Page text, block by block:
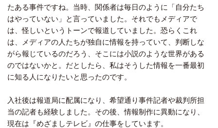
たある事件ですね。当時、関係者は毎日のように「自分たち
はやっていない」と言っていました。それでもメディアで
は、怪しいというトーンで報道していました。恐らくこれ
は、メディアの人たちが独自に情報を持っていて、判断しな
がら報じているのだろう、そこには小説のような世界がある
のではないかと。だとしたら、私はそうした情報を一番最初
に知る人になりたいと思ったのです。
入社後は報道局に配属になり、希望通り事件記者や裁判所担
当の記者も経験しました。その後、情報制作に異動になり、
現在は『めざましテレビ』の仕事をしています。